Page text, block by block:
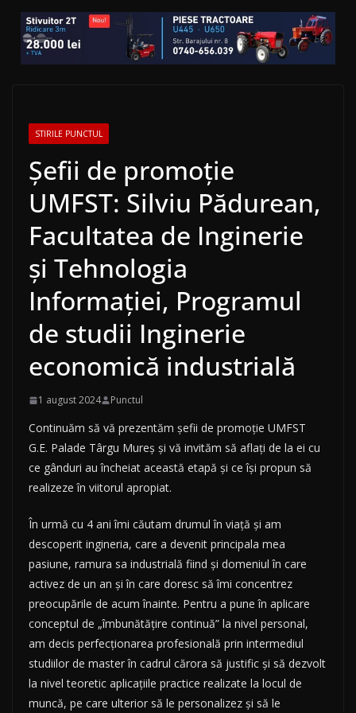
STIRILE PUNCTUL
Șefii de promoție
UMFST: Silviu Pădurean,
Facultatea de Inginerie
și Tehnologia
Informației, Programul
de studii Inginerie
economică industrială
1 august 2024 Punctul
Continuăm să vă prezentăm șefii de promoție UMFST
G.E. Palade Târgu Mureș și vă invităm să aflați de la ei cu
ce gânduri au încheiat această etapă și ce își propun să
realizeze în viitorul apropiat.
În urmă cu 4 ani îmi căutam drumul în viață și am
descoperit ingineria, care a devenit principala mea
pasiune, ramura sa industrială fiind și domeniul în care
activez de un an și în care doresc să îmi concentrez
preocupările de acum înainte. Pentru a pune în aplicare
conceptul de „îmbunătățire continuă” la nivel personal,
am decis perfecționarea profesională prin intermediul
studiilor de master în cadrul cărora să justific și să dezvolt
la nivel teoretic aplicațiile practice realizate la locul de
muncă, pe care ulterior să le personalizez și să le